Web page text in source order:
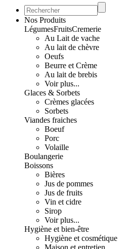
Nos Produits
LégumesFruitsCremerie
Au Lait de vache
Au lait de chèvre
Oeufs
Beurre et Crème
Au lait de brebis
Voir plus...
Glaces & Sorbets
Crèmes glacées
Sorbets
Viandes fraiches
Boeuf
Porc
Volaille
Boulangerie
Boissons
Bières
Jus de pommes
Jus de fruits
Vin et cidre
Sirop
Voir plus...
Hygiène et bien-être
Hygiène et cosmétique
Maison et entretien